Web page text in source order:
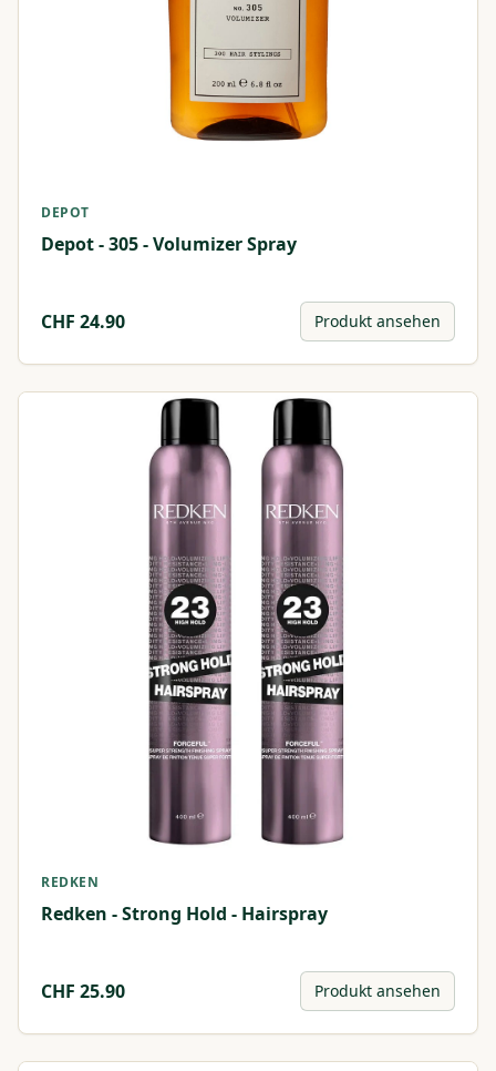
DEPOT
Depot - 305 - Volumizer Spray
CHF 24.90 Produkt ansehen
REDKEN
Redken - Strong Hold - Hairspray
CHF 25.90 Produkt ansehen